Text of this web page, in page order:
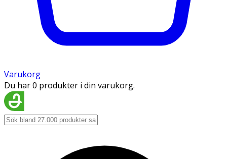
Varukorg
Du har 0 produkter i din varukorg.